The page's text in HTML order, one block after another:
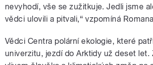
nevyhodí, vše se zužitkuje. Jedli jsme
vědci ulovili a pitvali,“ vzpomíná
Vědci Centra polární ekologie, které
univerzitu, jezdí do Arktidy už deset let.